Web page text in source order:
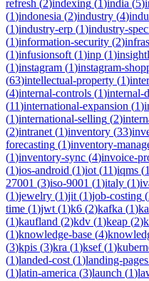
refresh (2)indexing (1)india (5)
(1)indonesia (2)industry (4)
(1)industry-erp (1)industry-
(1)information-security (2)
(1)infusionsoft (1)inp (1)
(1)instagram (1)instagram-
(63)intellectual-property (1)
(4)internal-controls (1)internal-
(11)international-expansion (1)
(1)international-selling (2)
(2)intranet (1)inventory (33)
forecasting (1)inventory-
(1)inventory-sync (4)invoice-
(1)ios-android (1)iot (11)iqms (1
27001 (3)iso-9001 (1)italy (1)
(1)jewelry (1)jit (1)job-costing (
time (1)jwt (1)k6 (2)kafka (1)
(1)kaufland (2)kdv (1)keap (2)
(1)knowledge-base (4)
(3)kpis (3)kra (1)ksef(1)
(1)landed-cost (1)landing-pages
(1)latin-america (3)launch (1)